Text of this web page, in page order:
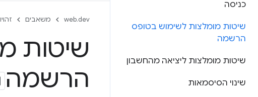
כניסה
שיטות מומלצות לשימוש בטופס
הרשמה
שיטות מומלצות ליציאה מהחשבון
שינוי הסיסמאות
web.dev משאבים
שיטות
הרשמה